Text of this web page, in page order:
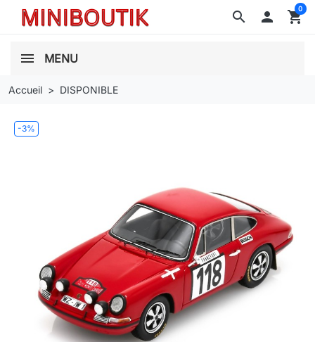
search  shopping_cart
0
MENU
Accueil DISPONIBLE
-3%